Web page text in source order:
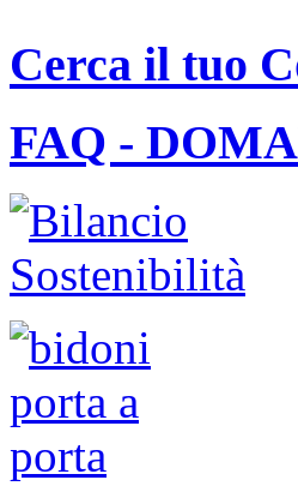
Cerca il tuo
FAQ -